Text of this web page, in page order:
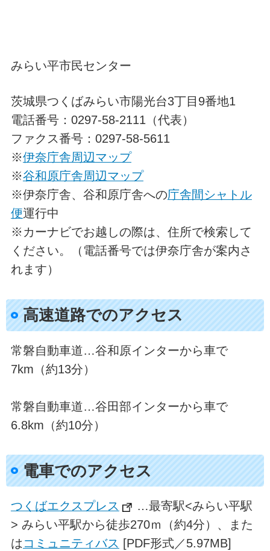
みらい平市民センター
茨城県つくばみらい市陽光台3丁目9番地1
電話番号：0297-58-2111（代表）
ファクス番号：0297-58-5611
※伊奈庁舎周辺マップ
※谷和原庁舎周辺マップ
※伊奈庁舎、谷和原庁舎への庁舎間シャトル
便運行中
※カーナビでお越しの際は、住所で検索して
ください。（電話番号では伊奈庁舎が案内さ
れます）
高速道路でのアクセス
常磐自動車道…谷和原インターから車で
7km（約13分）
常磐自動車道…谷田部インターから車で
6.8km（約10分）
電車でのアクセス
つくばエクスプレス
…最寄駅<みらい平駅
> みらい平駅から徒歩270ｍ（約4分）、また
は コミュニティバス [PDF形式／5.97MB]